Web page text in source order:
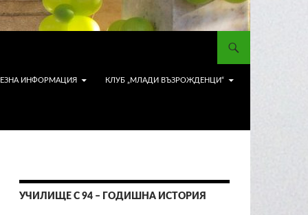
ИНФОРМАЦИЯ КЛУБ „МЛАДИ ВЪЗРОЖДЕНЦИ“
УЧИЛИЩЕ С 94 – ГОДИШНА ИСТОРИЯ